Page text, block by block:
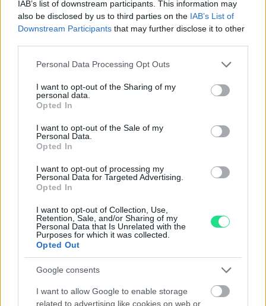
IAB’s list of downstream participants. This information may
also be disclosed by us to third parties on the IAB’s List of
Downstream Participants that may further disclose it to other
Please note that this website/app uses one or more Google
not limited to your visit or usage behaviour. You may click to
grant or deny consent to Google and its third-party tags to
use your data for below specified purposes in below Google
consent section.
Personal Data Processing Opt Outs
I want to opt-out of the Sharing of my
personal data.
Opted In
I want to opt-out of the Sale of my
Personal Data.
Opted In
I want to opt-out of processing my
Personal Data for Targeted Advertising.
Opted In
I want to opt-out of Collection, Use,
Retention, Sale, and/or Sharing of my
Personal Data that Is Unrelated with the
Purposes for which it was collected.
Opted Out
Google consents
I want to allow Google to enable storage
related to advertising like cookies on web or
Garanzia di due annisui prodotti usati, verificati dal
nostro laboratorio di assistenza.
Reso facile e gratuito
entro 28 giorni.
Per maggiori dettagli consultate la nostra
Guida
all'acquisto.
Contattaci per richiedere maggiori
informazioni o prenotare una